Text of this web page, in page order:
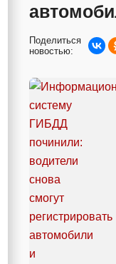
Поделиться
новостью: